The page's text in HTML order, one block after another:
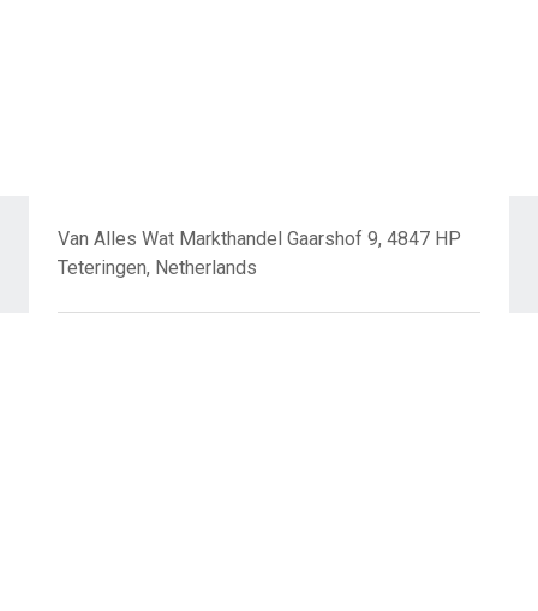
Van Alles Wat Markthandel Gaarshof 9, 4847 HP
Teteringen, Netherlands